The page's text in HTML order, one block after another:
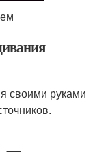
своими руками